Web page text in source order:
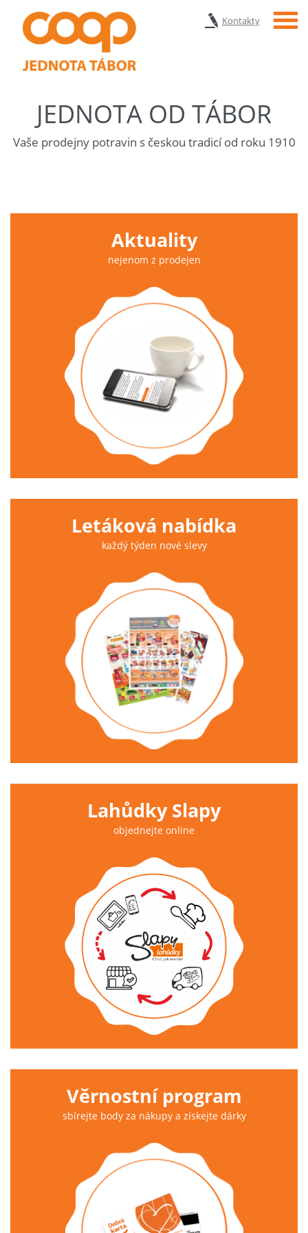
Kontakty Menu
JEDNOTA OD TÁBOR
Vaše prodejny potravin s českou tradicí od roku 1910
Aktuality
nejenom z prodejen
Letáková nabídka
každý týden nové slevy
Lahůdky Slapy
objednejte online
Věrnostní program
sbírejte body za nákupy a získejte dárky